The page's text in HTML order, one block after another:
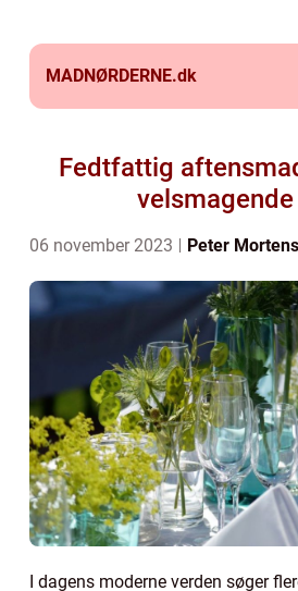
MADNØRDERNE.dk
Fedtfattig
06 november 2023 Peter
I dagens moderne verden søger